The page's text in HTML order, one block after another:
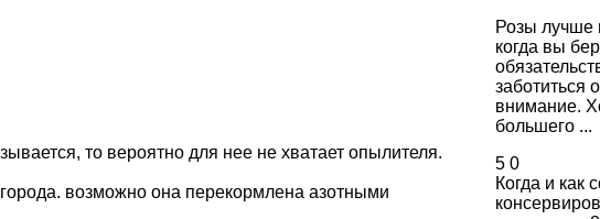
то вероятно для нее не хватает опылителя.
возможно она перекормлена азотными
Розы лучше
когда вы
заботиться
внимание.
большего ...
5 0
Когда и как